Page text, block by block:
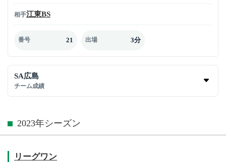
相手江東BS
番号 21 出場 3分
SA広島
チーム成績
2023年シーズン
リーグワン